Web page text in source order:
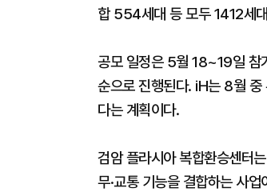
합 554세대 등 모두 1412세
공모 일정은 5월 18~19일 참
순으로 진행된다. iH는 8월 중
다는 계획이다.
검암 플라시아 복합환승센터
무·교통 기능을 결합하는 사